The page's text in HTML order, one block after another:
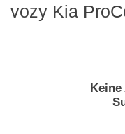
vozy Kia
Keine